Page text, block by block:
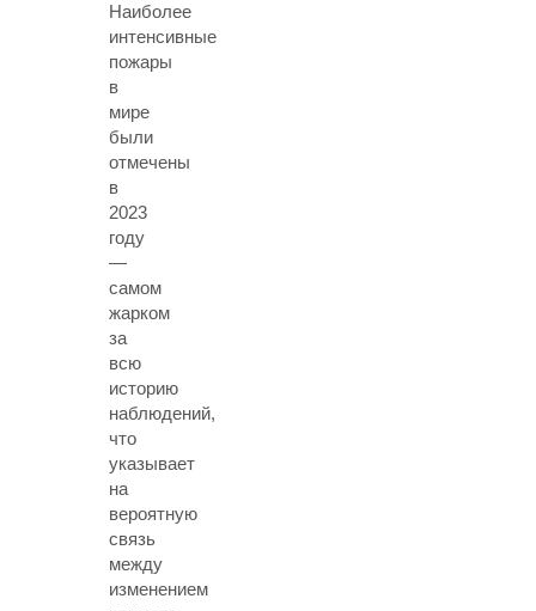
Наиболее
интенсивные
пожары
в
мире
были
отмечены
в
2023
году
—
самом
жарком
за
всю
историю
наблюдений,
что
указывает
на
вероятную
связь
между
изменением